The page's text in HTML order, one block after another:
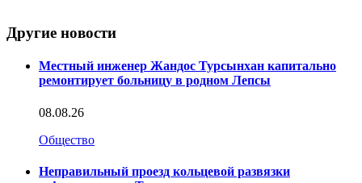
Другие новости
Местный инженер Жандос Турсынхан капитально
ремонтирует больницу в родном Лепсы
08.08.26
Общество
Неправильный проезд кольцевой развязки